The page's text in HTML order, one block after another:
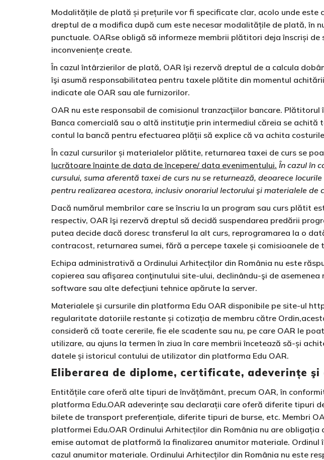
Modalitățile de plată și prețurile vor fi specificate clar, acolo unde
dreptul de a modifica după cum este necesar modalitățile de plată, în
punctuale. OARse obligă să informeze membrii plătitori deja înscriși
inconveniențe create.
În cazul întârzierilor de plată, OAR îşi rezervă dreptul de a calcula
îşi asumă responsabilitatea pentru taxele plătite din momentul
indicate ale OAR sau ale furnizorilor.
OAR nu este responsabil de comisionul tranzacţiilor bancare.
Banca comercială sau o altă instituţie prin intermediul căreia se
contul la bancă pentru efectuarea plății să explice că va achita
În cazul cursurilor și materialelor plătite, returnarea taxei de curs se
lucrătoare înainte de data de începere/ data evenimentului. În cazul în
cursului, suma aferentă taxei de curs nu se returnează, deoarece
pentru realizarea acestora, inclusiv onorariul lectorului şi materialele de
Dacă numărul membrilor care se înscriu la un program sau curs plătit
respectiv, OAR îşi rezervă dreptul să decidă suspendarea predării
putea decide dacă doresc transferul la alt curs, reprogramarea la o
contracost, returnarea sumei, fără a percepe taxele și comisioanele de
Echipa administrativă a Ordinului Arhitecților din România nu este
copierea sau afişarea conţinutului site-ului, declinându-şi de
software sau alte defecţiuni tehnice apărute la server.
Materialele și cursurile din platforma Edu OAR disponibile pe site-ul
regularitate datoriile restante și cotizația de membru către
consideră că toate cererile, fie ele scadente sau nu, pe care OAR le
utilizare, au ajuns la termen în ziua în care membrii încetează să-și
datele și istoricul contului de utilizator din platforma Edu OAR.
Eliberarea de diplome, certificate, adeverințe
Entitățile care oferă alte tipuri de învățământ, precum OAR, în
platforma Edu.OAR adeverințe sau declarații care oferă diferite tipuri
bilete de transport preferențiale, diferite tipuri de burse, etc. Membri
platformei Edu.OAR Ordinului Arhitecților din România nu are
emise automat de platformă la finalizarea anumitor materiale.
cazul anumitor materiale. Ordinului Arhitecților din România nu este